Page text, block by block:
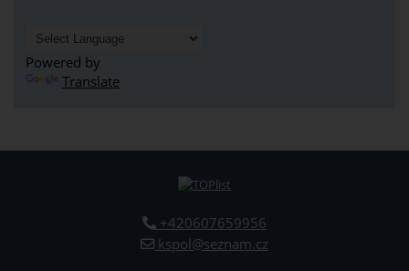
Powered by
Translate
+420607659956
kspol@seznam.cz